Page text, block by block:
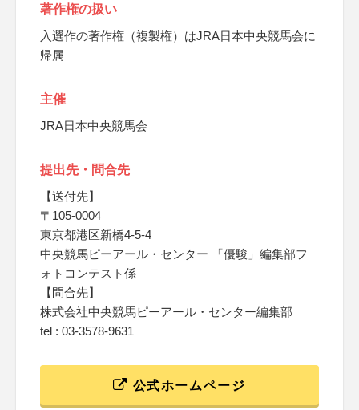
著作権の扱い
入選作の著作権（複製権）はJRA日本中央競馬会に
帰属
主催
JRA日本中央競馬会
提出先・問合先
【送付先】
〒105-0004
東京都港区新橋4-5-4
中央競馬ピーアール・センター 「優駿」編集部フ
ォトコンテスト係
【問合先】
株式会社中央競馬ピーアール・センター編集部
tel : 03-3578-9631
公式ホームページ